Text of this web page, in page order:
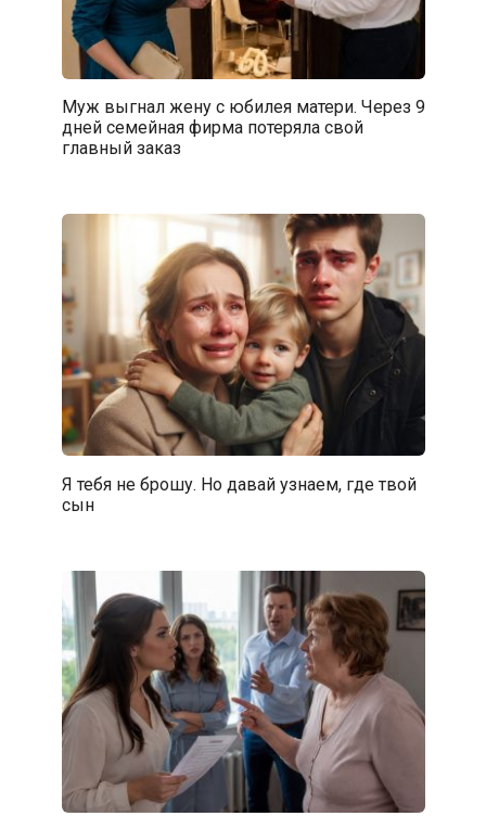
Муж выгнал жену с юбилея матери. Через 9
дней семейная фирма потеряла свой
главный заказ
Я тебя не брошу. Но давай узнаем, где твой
сын